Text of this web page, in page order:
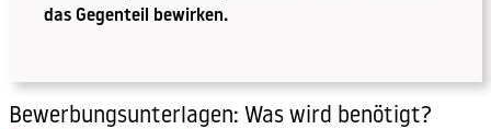
Bewerbungsunterlagen: Was wird benötigt?
das Gegenteil bewirken.